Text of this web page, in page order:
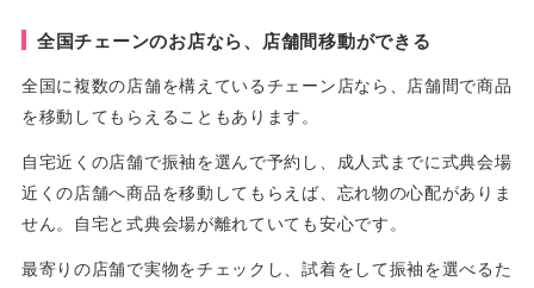
全国チェーンのお店なら、店舗間移動ができる
全国に複数の店舗を構えているチェーン店なら、店舗間で商品
を移動してもらえることもあります。
自宅近くの店舗で振袖を選んで予約し、成人式までに式典会場
近くの店舗へ商品を移動してもらえば、忘れ物の心配がありま
せん。自宅と式典会場が離れていても安心です。
最寄りの店舗で実物をチェックし、試着をして振袖を選べるた